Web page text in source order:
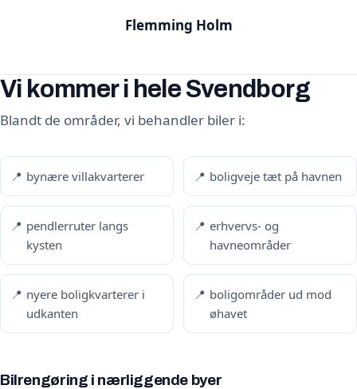
Flemming Holm
Vi kommer i hele Svendborg
Blandt de områder, vi behandler biler i:
bynære villakvarterer boligveje tæt på havnen
pendlerruter langs
kysten
erhvervs- og
havneområder
nyere boligkvarterer i
udkanten
boligområder ud mod
øhavet
Bilrengøring i nærliggende byer